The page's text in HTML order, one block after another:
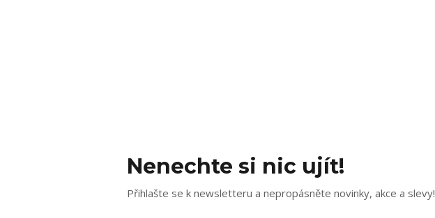
Nenechte si nic ujít!
Přihlašte se k newsletteru a nepropásněte novinky, akce a slevy!